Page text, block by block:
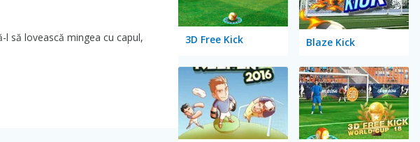
să lovească mingea cu capul,
3D Free Kick Blaze Kick